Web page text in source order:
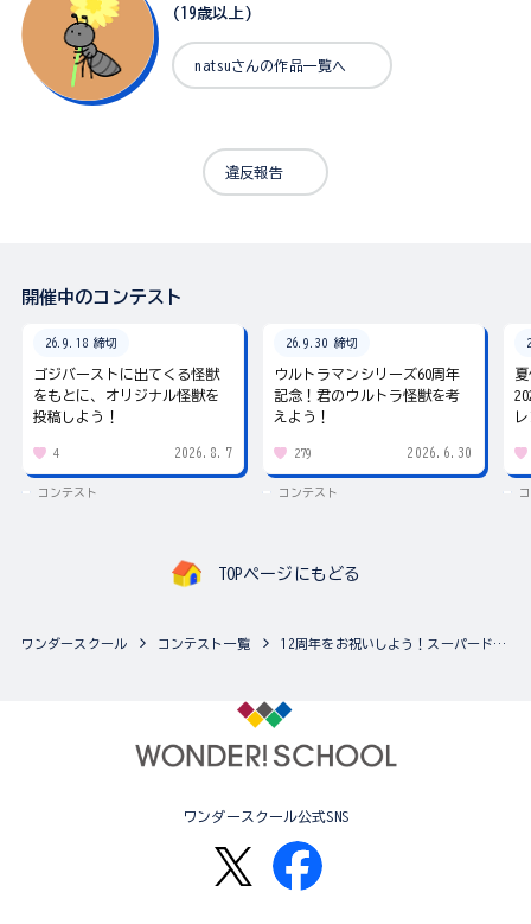
(19歳以上)
natsuさんの作品一覧へ
違反報告
開催中のコンテスト
26.9.18 締切
ゴジバーストに出てくる怪獣
をもとに、オリジナル怪獣を
投稿しよう！
4 2026.8.7
コンテスト
26.9.30 締切
ウルトラマンシリーズ60周年
記念！君のウルトラ怪獣を考
えよう！
279 2026.6.30
コンテスト
TOPページにもどる
ワンダースクール コンテスト一覧 12周年をお祝いしよう！スーパードラゴンボールヒーローズ イラスト天下一武道会
ワンダースクール公式SNS